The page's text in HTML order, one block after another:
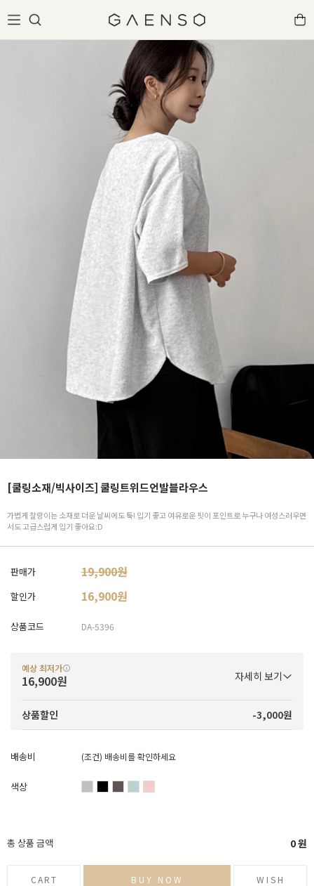
[쿨링소재/빅사이즈] 쿨링트위드언발블라우스
가볍게 찰랑이는 소재로 더운 날씨에도 툭! 입기 좋고 여유로운 핏이 포인트로 누구나 여성스러우면
서도 고급스럽게 입기 좋아요:D
판매가 19,900원
할인가 16,900원
상품코드 DA-5396
예상 최저가
16,900원 자세히 보기
상품할인 -3,000원
배송비 (조건) 배송비를 확인하세요
색상
총 상품 금액 0원
CART BUY NOW WISH